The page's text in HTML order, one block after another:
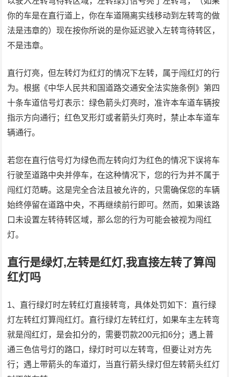
你的车是在直行道上，你在车道隔离实线移动到左转弯的做
法是违章的）现在按你所说的是你延迟驶入左转弯待转区，
不是违章。
直行灯亮，但左转灯为红灯的情况下左转，属于闯红灯的行
为。根据《中华人民共和国道路交通安全法实施条例》第四
十条车道信号灯表示：绿色箭头灯亮时，准许本车道车辆按
指示方向通行；红色叉形灯或者箭头灯亮时，禁止本车道车
辆通行。
若您在直行信号灯为绿色而左转向灯为红色的情况下误将车
行驶至道路中央并停车，在这种情况下，您的行为并不属于
闯红灯范畴。这是完全合法且被允许的，只需确保您的车辆
始终停留在道路中央，不再继续前行即可。然而，如果该路
口未设置左转待转区域，那么您的行为可能会被视为闯红
灯。
直行是绿灯,左转是红灯,我直接左转了算闯
红灯吗
1、直行绿灯时左转红灯直接转弯，具体处罚如下：直行绿
灯左转红灯算闯红灯。直行绿灯左转红灯，如果车主左转弯
就是闯红灯，是会扣分的，需要罚款200元扣6分；遇上普
通三色信号灯的路口，绿灯时可以左转弯，但要让对方先
行；遇上带箭头的车道灯，当直行箭头绿灯但左转箭头红灯